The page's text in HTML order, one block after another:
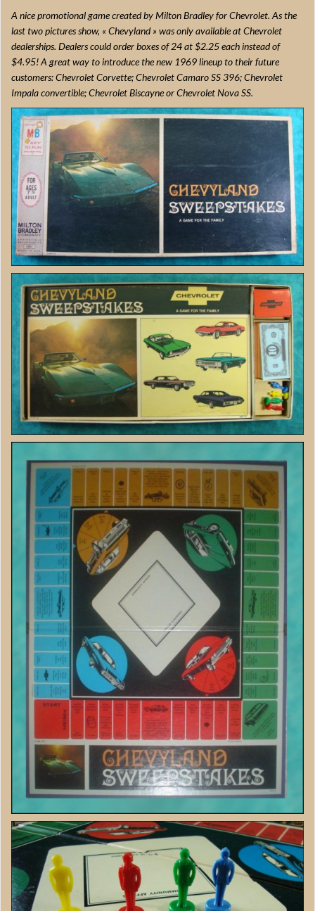
A nice promotional game created by Milton Bradley for Chevrolet. As the
last two pictures show, « Chevyland » was only available at Chevrolet
dealerships. Dealers could order boxes of 24 at $2.25 each instead of
$4.95! A great way to introduce the new 1969 lineup to their future
customers: Chevrolet Corvette; Chevrolet Camaro SS 396; Chevrolet
Impala convertible; Chevrolet Biscayne or Chevrolet Nova SS.